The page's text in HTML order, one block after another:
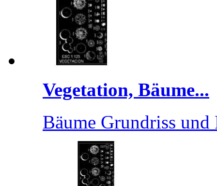
Vegetation, Bäume...
Bäume Grundriss und